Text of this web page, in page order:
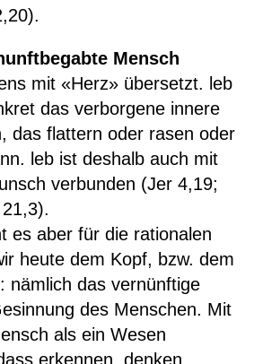
Mensch
mit «Herz» übersetzt. leb
das verborgene innere
das flattern oder rasen oder
leb ist deshalb auch mit
verbunden (Jer 4,19;
es aber für die rationalen
heute dem Kopf, bzw. dem
nämlich das vernünftige
des Menschen. Mit
als ein Wesen
erkennen, denken,